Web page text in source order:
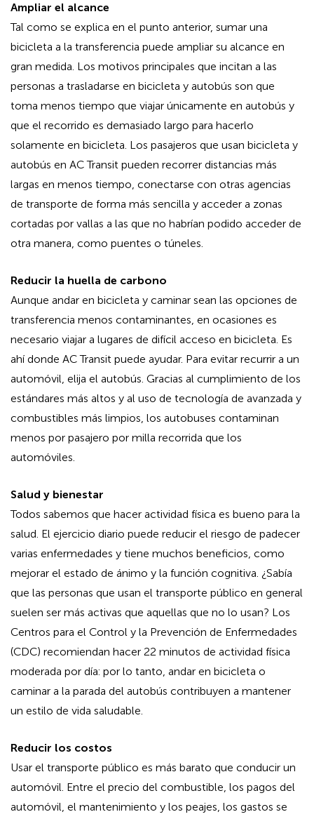
Ampliar el alcance
Tal como se explica en el punto anterior, sumar una
bicicleta a la transferencia puede ampliar su alcance en
gran medida. Los motivos principales que incitan a las
personas a trasladarse en bicicleta y autobús son que
toma menos tiempo que viajar únicamente en autobús y
que el recorrido es demasiado largo para hacerlo
solamente en bicicleta. Los pasajeros que usan bicicleta y
autobús en AC Transit pueden recorrer distancias más
largas en menos tiempo, conectarse con otras agencias
de transporte de forma más sencilla y acceder a zonas
cortadas por vallas a las que no habrían podido acceder de
otra manera, como puentes o túneles.
Reducir la huella de carbono
Aunque andar en bicicleta y caminar sean las opciones de
transferencia menos contaminantes, en ocasiones es
necesario viajar a lugares de difícil acceso en bicicleta. Es
ahí donde AC Transit puede ayudar. Para evitar recurrir a un
automóvil, elija el autobús. Gracias al cumplimiento de los
estándares más altos y al uso de tecnología de avanzada y
combustibles más limpios, los autobuses contaminan
menos por pasajero por milla recorrida que los
automóviles.
Salud y bienestar
Todos sabemos que hacer actividad física es bueno para la
salud. El ejercicio diario puede reducir el riesgo de padecer
varias enfermedades y tiene muchos beneficios, como
mejorar el estado de ánimo y la función cognitiva. ¿Sabía
que las personas que usan el transporte público en general
suelen ser más activas que aquellas que no lo usan? Los
Centros para el Control y la Prevención de Enfermedades
(CDC) recomiendan hacer 22 minutos de actividad física
moderada por día: por lo tanto, andar en bicicleta o
caminar a la parada del autobús contribuyen a mantener
un estilo de vida saludable.
Reducir los costos
Usar el transporte público es más barato que conducir un
automóvil. Entre el precio del combustible, los pagos del
automóvil, el mantenimiento y los peajes, los gastos se